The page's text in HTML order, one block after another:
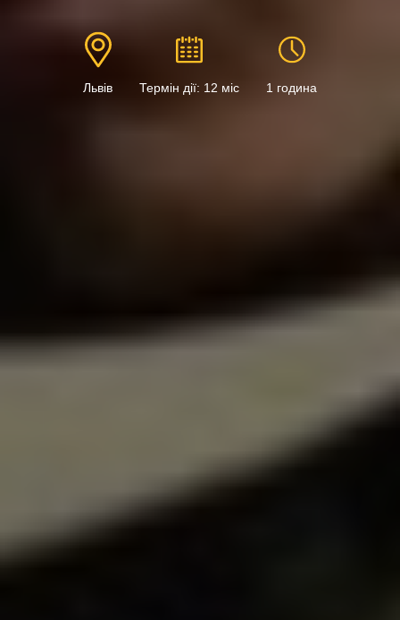
Львів Термін дії: 12 міс 1 година